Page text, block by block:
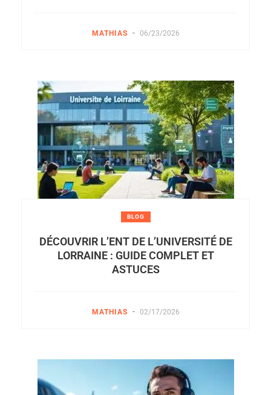
MATHIAS - 06/23/2026
BLOG
DÉCOUVRIR L’ENT DE L’UNIVERSITÉ DE
LORRAINE : GUIDE COMPLET ET
ASTUCES
MATHIAS - 02/17/2026